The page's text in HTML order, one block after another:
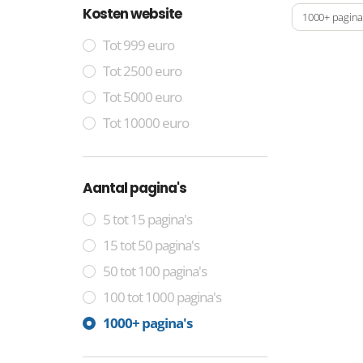
Kosten website
Tot 999 euro
Tot 2500 euro
Tot 5000 euro
Tot 10000 euro
Aantal pagina's
5 tot 15 pagina's
15 tot 50 pagina's
50 tot 100 pagina's
100 tot 1000 pagina's
1000+ pagina's
1000+